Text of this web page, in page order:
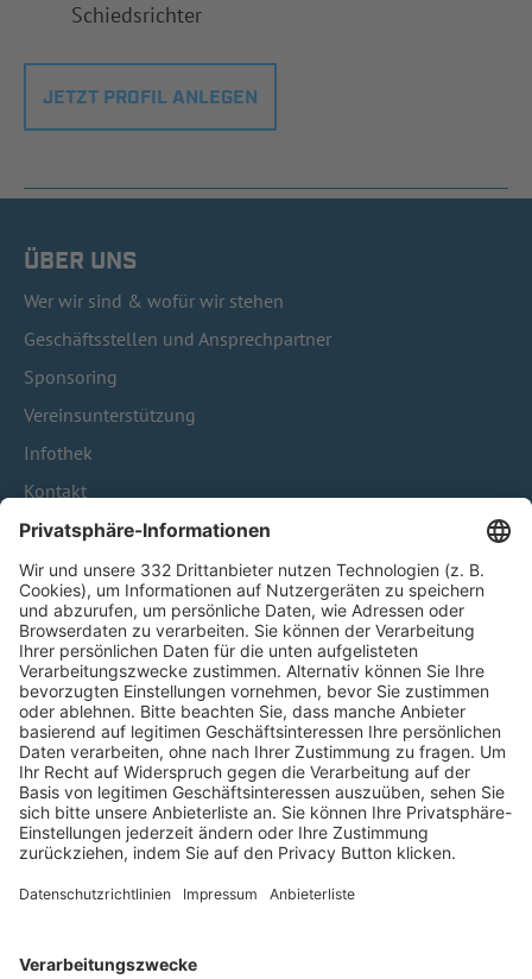
Schiedsrichter
JETZT PROFIL ANLEGEN
ÜBER UNS
Wer wir sind & wofür wir stehen
Geschäftsstellen und Ansprechpartner
Sponsoring
Vereinsunterstützung
Infothek
Kontakt
HÄUFIG BESUCHTE SEITEN
Pässe und Vereinswechsel
Trainerausbildung
Schulungsangebot Vereinsmitarbeiter
BFV-Geschäftsstellen
Trainerbörse
Login SpielPlus
FOLGE DEM BFV